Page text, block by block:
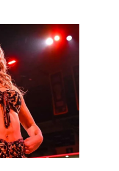
24 July 2026
2026